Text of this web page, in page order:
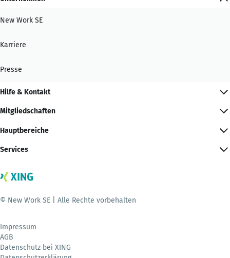
New Work SE
Karriere
Presse
Hilfe & Kontakt
Mitgliedschaften
Hauptbereiche
Services
© New Work SE | Alle Rechte vorbehalten
Impressum
AGB
Datenschutz bei XING